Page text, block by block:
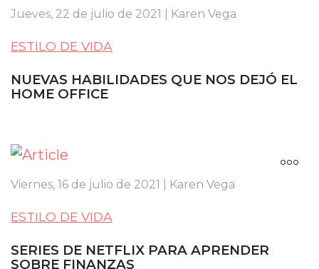
Jueves, 22 de julio de 2021 | Karen Vega
ESTILO DE VIDA
NUEVAS HABILIDADES QUE NOS DEJÓ EL
HOME OFFICE
Viernes, 16 de julio de 2021 | Karen Vega
ESTILO DE VIDA
SERIES DE NETFLIX PARA APRENDER
SOBRE FINANZAS